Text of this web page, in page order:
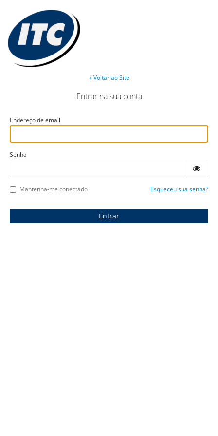
« Voltar ao Site
Entrar na sua conta
Endereço de email
Senha
Mantenha-me conectado Esqueceu sua senha?